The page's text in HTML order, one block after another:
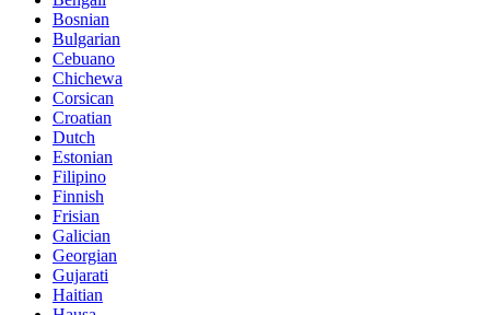
Bosnian
Bulgarian
Cebuano
Chichewa
Corsican
Croatian
Dutch
Estonian
Filipino
Finnish
Frisian
Galician
Georgian
Gujarati
Haitian